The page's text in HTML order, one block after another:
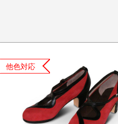
他色対応